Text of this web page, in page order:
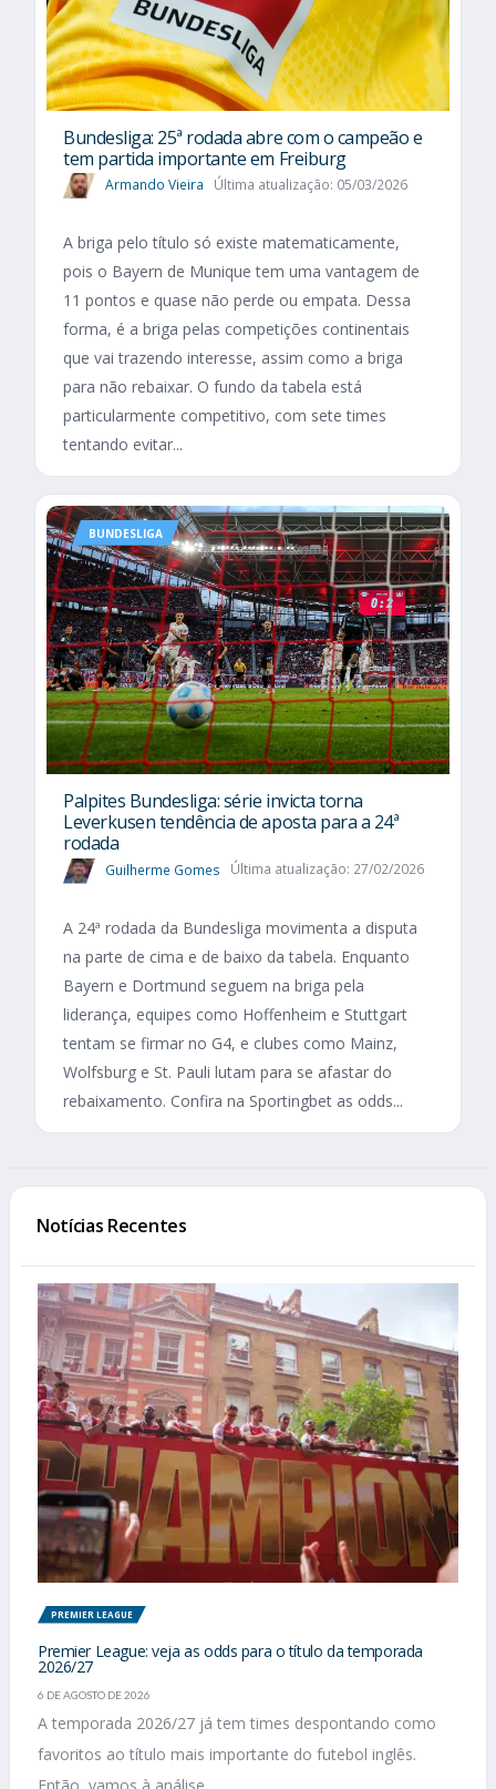
Bundesliga: 25ª rodada abre com o campeão e
tem partida importante em Freiburg
Armando Vieira Última atualização: 05/03/2026
A briga pelo título só existe matematicamente,
pois o Bayern de Munique tem uma vantagem de
11 pontos e quase não perde ou empata. Dessa
forma, é a briga pelas competições continentais
que vai trazendo interesse, assim como a briga
para não rebaixar. O fundo da tabela está
particularmente competitivo, com sete times
tentando evitar...
BUNDESLIGA
Palpites Bundesliga: série invicta torna
Leverkusen tendência de aposta para a 24ª
rodada
Guilherme Gomes Última atualização: 27/02/2026
A 24ª rodada da Bundesliga movimenta a disputa
na parte de cima e de baixo da tabela. Enquanto
Bayern e Dortmund seguem na briga pela
liderança, equipes como Hoffenheim e Stuttgart
tentam se firmar no G4, e clubes como Mainz,
Wolfsburg e St. Pauli lutam para se afastar do
rebaixamento. Confira na Sportingbet as odds...
Notícias Recentes
PREMIER LEAGUE
Premier League: veja as odds para o título da temporada
2026/27
6 DE AGOSTO DE 2026
A temporada 2026/27 já tem times despontando como
favoritos ao título mais importante do futebol inglês.